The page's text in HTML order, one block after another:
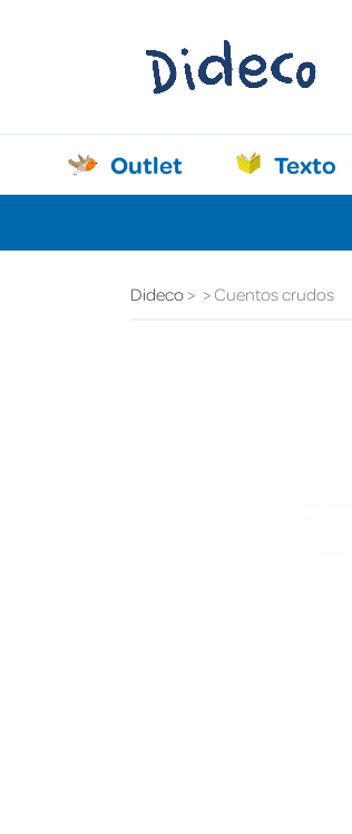
Outlet Texto
Dideco Cuentos crudos